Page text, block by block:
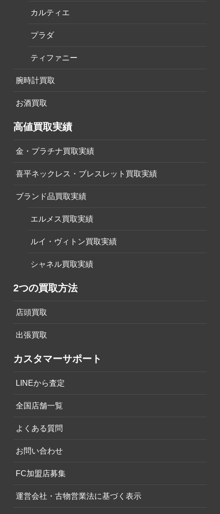
カルティエ
プラダ
ティファニー
腕時計買取
お酒買取
高値買取実績
金・プラチナ買取実績
喜平ネックレス・ブレスレット買取実績
ブランド品買取実績
エルメス買取実績
ルイ・ヴィトン買取実績
シャネル買取実績
2つの買取方法
店頭買取
出張買取
カスタマーサポート
LINEから査定
全国店舗一覧
よくある質問
お問い合わせ
FC加盟店募集
運営会社・古物営業法に基づく表示